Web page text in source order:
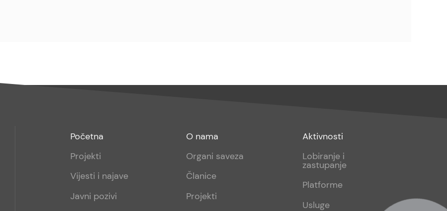
Footer
menu
Početna
Projekti
Vijesti i najave
Javni pozivi
Footer
sub
O nama
Organi saveza
Članice
Projekti
Footer
sub
Aktivnosti
Lobiranje i
zastupanje
Platforme
Usluge